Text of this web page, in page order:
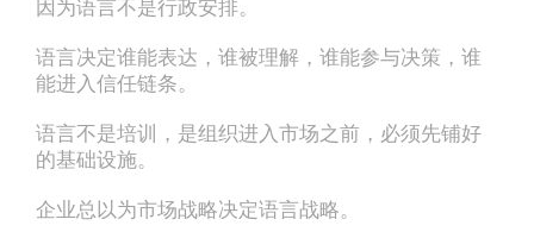
因为语言不是行政安排。
语言决定谁能表达，谁被理解，谁能参与决策，谁
能进入信任链条。
语言不是培训，是组织进入市场之前，必须先铺好
的基础设施。
企业总以为市场战略决定语言战略。